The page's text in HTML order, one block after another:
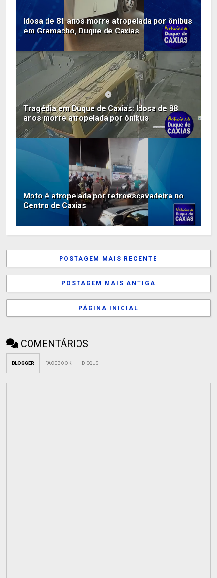
Idosa de 81 anos morre atropelada por ônibus
em Gramacho, Duque de Caxias
Tragédia em Duque de Caxias: Idosa de 88
anos morre atropelada por ônibus
Moto é atropelada por retroescavadeira no
Centro de Caxias
POSTAGEM MAIS RECENTE
POSTAGEM MAIS ANTIGA
PÁGINA INICIAL
COMENTÁRIOS
BLOGGER FACEBOOK DISQUS